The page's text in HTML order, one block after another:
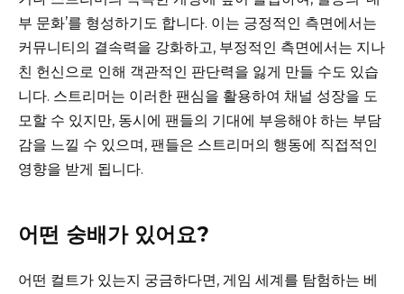
부 문화’를 형성하기도 합니다. 이는 긍정적인 측면에서는
커뮤니티의 결속력을 강화하고, 부정적인 측면에서는 지나
친 헌신으로 인해 객관적인 판단력을 잃게 만들 수도 있습
니다. 스트리머는 이러한 팬심을 활용하여 채널 성장을 도
모할 수 있지만, 동시에 팬들의 기대에 부응해야 하는 부담
감을 느낄 수 있으며, 팬들은 스트리머의 행동에 직접적인
영향을 받게 됩니다.
어떤 숭배가 있어요?
어떤 컬트가 있는지 궁금하다면, 게임 세계를 탐험하는 베